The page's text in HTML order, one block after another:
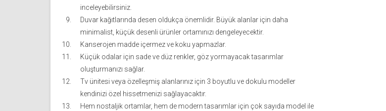
inceleyebilirsiniz.
Duvar kağıtlarında desen oldukça önemlidir. Büyük alanlar için daha
minimalist, küçük desenli ürünler ortamınızı dengeleyecektir.
Kanserojen madde içermez ve koku yapmazlar.
Küçük odalar için sade ve düz renkler, göz yormayacak tasarımlar
oluşturmanızı sağlar.
Tv ünitesi veya özelleşmiş alanlarınız için 3 boyutlu ve dokulu modeller
kendinizi özel hissetmenizi sağlayacaktır.
Hem nostaljik ortamlar, hem de modern tasarımlar için çok sayıda model ile